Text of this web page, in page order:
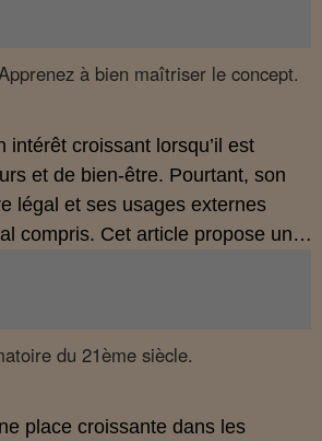
CBD sont autorisés. Cet article
au point claire et accessible pour
le CBD s’inscrit dans une
sans ingestion et sans
à bien maîtriser le concept.
intérêt croissant lorsqu’il est
et de bien‑être. Pourtant, son
légal et ses usages externes
compris. Cet article propose une
moderne et conforme à la
de 2026, afin de mieux
le CBD s’intègre dans une
prévention.
du 21ème siècle.
place croissante dans les